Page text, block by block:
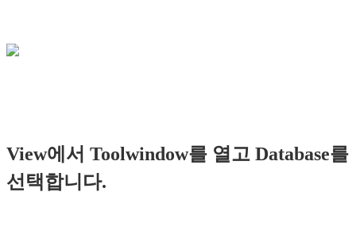
View에서 Toolwindow를 열고 Database를
선택합니다.